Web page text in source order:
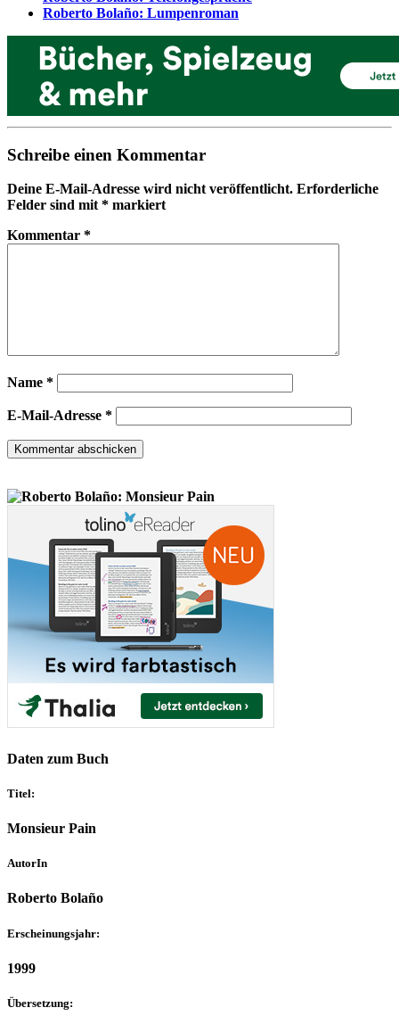
Roberto Bolaño: Lumpenroman
Schreibe einen Kommentar
Deine E-Mail-Adresse wird nicht veröffentlicht. Erforderliche
Felder sind mit* markiert
Kommentar *
Name *
E-Mail-Adresse *
Daten zum Buch
Titel:
Monsieur Pain
AutorIn
Roberto Bolaño
Erscheinungsjahr:
1999
Übersetzung: